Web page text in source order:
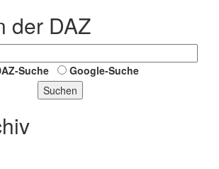
der DAZ
Suche
Google-Suche
Suchen